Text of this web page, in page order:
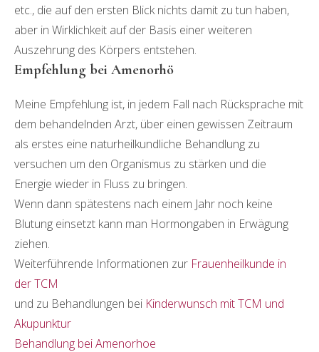
etc., die auf den ersten Blick nichts damit zu tun haben,
aber in Wirklichkeit auf der Basis einer weiteren
Auszehrung des Körpers entstehen.
Empfehlung bei Amenorhö
Meine Empfehlung ist, in jedem Fall nach Rücksprache mit
dem behandelnden Arzt, über einen gewissen Zeitraum
als erstes eine naturheilkundliche Behandlung zu
versuchen um den Organismus zu stärken und die
Energie wieder in Fluss zu bringen.
Wenn dann spätestens nach einem Jahr noch keine
Blutung einsetzt kann man Hormongaben in Erwägung
ziehen.
Weiterführende Informationen zur Frauenheilkunde in
der TCM
und zu Behandlungen bei Kinderwunsch mit TCM und
Akupunktur
Behandlung bei Amenorhoe